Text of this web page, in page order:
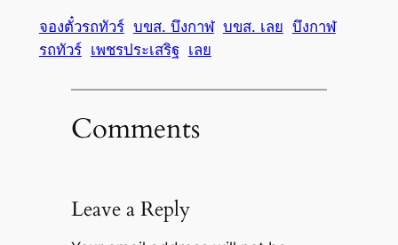
จองตั๋วรถทัวร์ บขส. บึงกาฬ บขส. เลย บึงกาฬ
รถทัวร์ เพชรประเสริฐ เลย
Comments
Leave a Reply